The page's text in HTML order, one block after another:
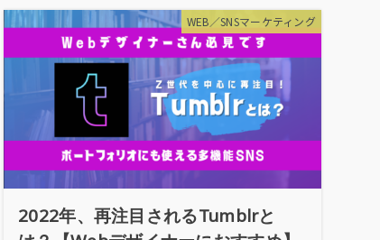
WEB／SNSマーケティング
2022年、再注目されるTumblrと